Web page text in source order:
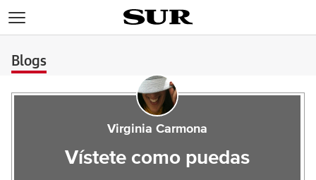
Blogs
Virginia Carmona
Vístete como puedas